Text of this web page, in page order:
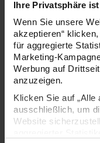
Ihre Privatsphäre
Wenn Sie unsere
akzeptieren“
für aggregierte
Marketing-
Werbung auf
anzuzeigen.
Klicken Sie auf „Alle
ausschließlich, um
Website
Anhänger eignet es
saisonale
Akzente.
- Motiv: Ei
- vielseitig einsetzbar